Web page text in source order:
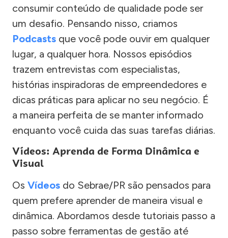
consumir conteúdo de qualidade pode ser
um desafio. Pensando nisso, criamos
Podcasts que você pode ouvir em qualquer
lugar, a qualquer hora. Nossos episódios
trazem entrevistas com especialistas,
histórias inspiradoras de empreendedores e
dicas práticas para aplicar no seu negócio. É
a maneira perfeita de se manter informado
enquanto você cuida das suas tarefas diárias.
Vídeos: Aprenda de Forma Dinâmica e
Visual
Os Vídeos do Sebrae/PR são pensados para
quem prefere aprender de maneira visual e
dinâmica. Abordamos desde tutoriais passo a
passo sobre ferramentas de gestão até